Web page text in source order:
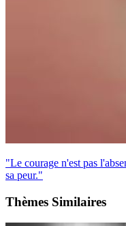
"Le courage n'est pas
sa peur."
Thèmes Similaires